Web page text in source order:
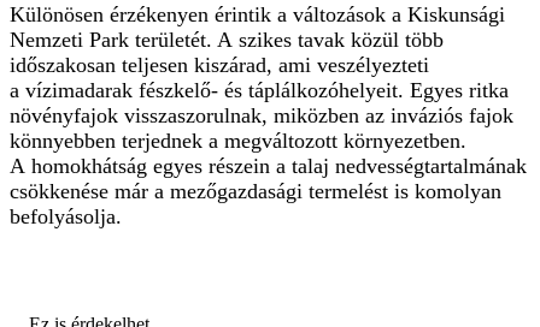
Különösen érzékenyen érintik a változások a Kiskunsági
Nemzeti Park területét. A szikes tavak közül több
időszakosan teljesen kiszárad, ami veszélyezteti
a vízimadarak fészkelő- és táplálkozóhelyeit. Egyes ritka
növényfajok visszaszorulnak, miközben az inváziós fajok
könnyebben terjednek a megváltozott környezetben.
A homokhátság egyes részein a talaj nedvességtartalmának
csökkenése már a mezőgazdasági termelést is komolyan
befolyásolja.